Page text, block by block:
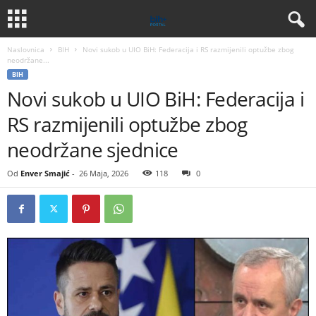
Naslovnica BIH
Novi sukob u UIO BiH: Federacija i RS razmijenili optužbe zbog
neodržane...
BIH
Novi sukob u UIO BiH: Federacija i
RS razmijenili optužbe zbog
neodržane sjednice
Od Enver Smajić - 26 Maja, 2026 118 0